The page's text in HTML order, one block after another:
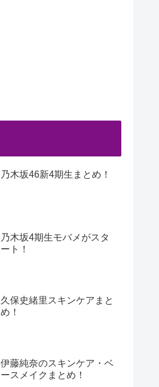
乃木坂46新4期生まとめ！
乃木坂4期生モバメがスタ
ート！
久保史緒里スキンケアまと
め！
伊藤純奈のスキンケア・ベ
ースメイクまとめ！